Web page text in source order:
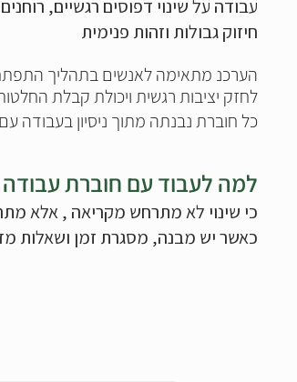
עבודה על שינוי דפוסים רגשיים,
חיזוק גבולות וזהות פנימית
הערכנ מתאימה לאנשים בתהליך
לחזק יציבות רגשית ויכולת קבלת
כל חוברת נבנתה מתוך ניסיון בעבודה
למה לעבוד עם חוברת עבודה
כי שינוי לא מתרחש מקריאה , אלא
כאשר יש מבנה, מסגרת זמן ושאלות